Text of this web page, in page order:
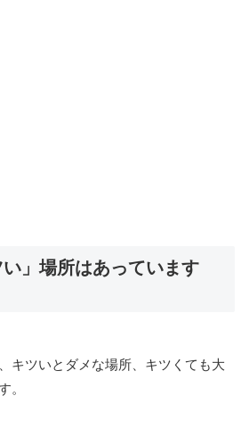
」場所はあっています
キツいとダメな場所、キツくても大
。